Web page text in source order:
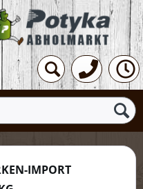
IMPORT